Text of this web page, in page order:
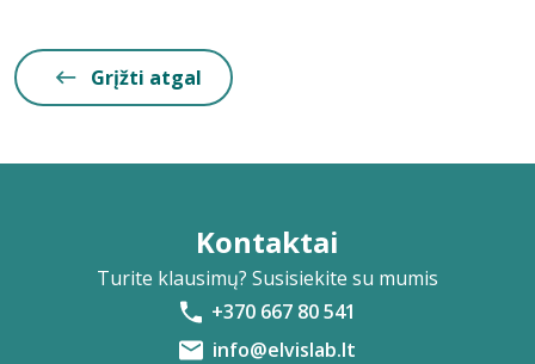
Grįžti atgal
Kontaktai
Turite klausimų? Susisiekite su mumis
+370 667 80 541
info@elvislab.lt